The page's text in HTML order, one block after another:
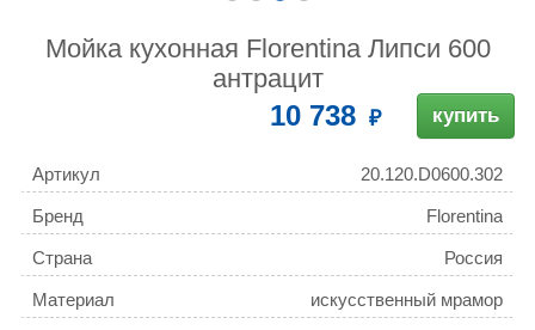
Мойка кухонная Florentina Липси 600
антрацит
10 738 купить
Артикул 20.120.D0600.302
Бренд Florentina
Страна Россия
Материал искусственный мрамор